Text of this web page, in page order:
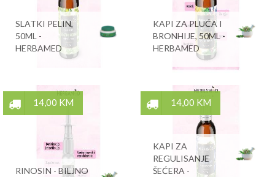
SLATKI PELIN,
50ML -
HERBAMED
KAPI ZA PLUĆA I
BRONHIJE, 50ML -
HERBAMED
14,00 KM
RINOSIN - BILJNO
14,00 KM
KAPI ZA
REGULISANJE
ŠEĆERA -